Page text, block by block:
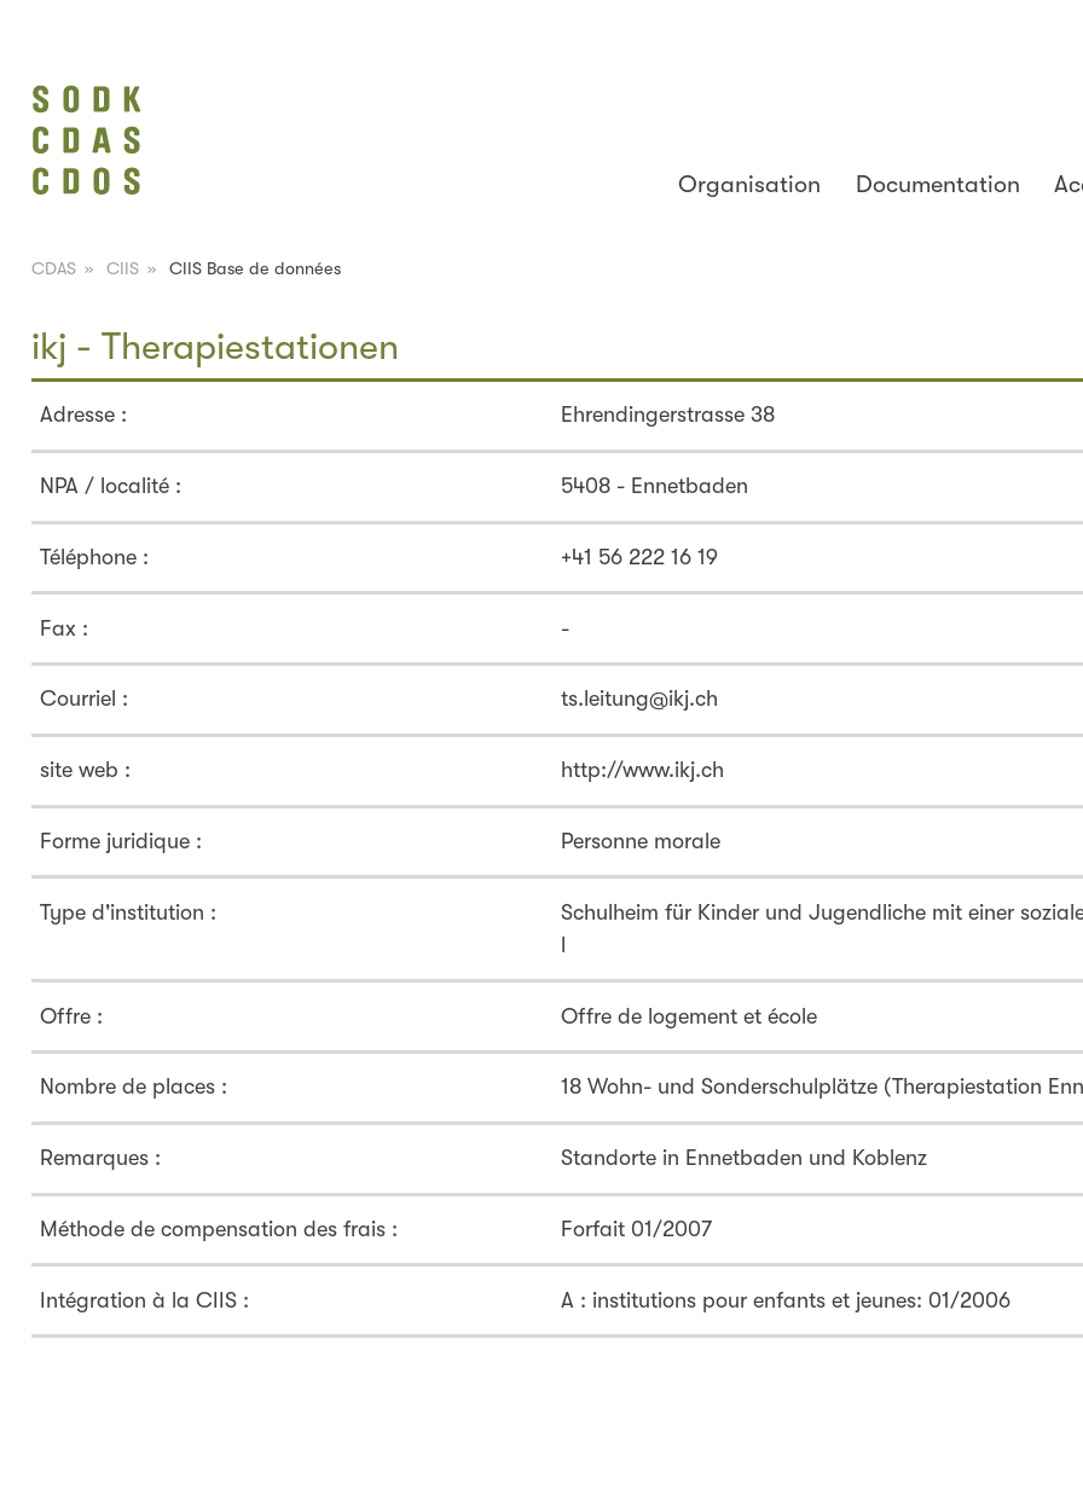
Organisation Documentation
CDAS » CIIS » CIIS Base de données
ikj - Therapiestationen
Adresse : Ehrendingerstrasse 38
NPA / localité : 5408 - Ennetbaden
Téléphone : +41 56 222 16 19
Fax : -
Courriel : ts.leitung@ikj.ch
site web : http://www.ikj.ch
Forme juridique : Personne morale
Type d'institution :
Schulheim für Kinder und Jugendliche mit einer
l
Offre : Offre de logement et école
Nombre de places : 18 Wohn- und Sonderschulplätze (Therapiestation
Remarques : Standorte in Ennetbaden und Koblenz
Méthode de compensation des frais : Forfait 01/2007
Intégration à la CIIS : A : institutions pour enfants et jeunes: 01/2006